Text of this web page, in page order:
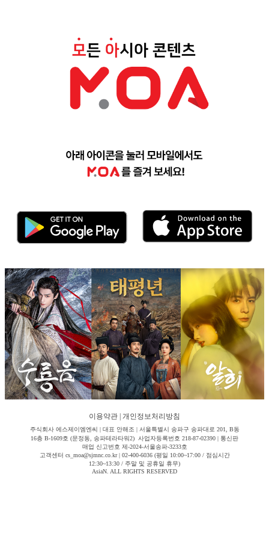
이용약관 개인정보처리방침
주식회사 에스제이엠엔씨 | 대표 안해조 | 서울특별시 송파구 송파대로 201, B동
16층 B-1609호 (문정동, 송파테라타워2) 사업자등록번호 218-87-02390 | 통신판
매업 신고번호 제-2024-서울송파-3233호
고객센터 cs_moa@sjmnc.co.kr | 02-400-6036 (평일 10:00~17:00 / 점심시간
12:30~13:30 / 주말 및 공휴일 휴무)
AsiaN. ALL RIGHTS RESERVED